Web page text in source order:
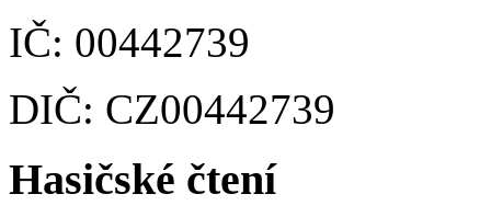
IČ: 00442739
DIČ: CZ00442739
Hasičské čtení